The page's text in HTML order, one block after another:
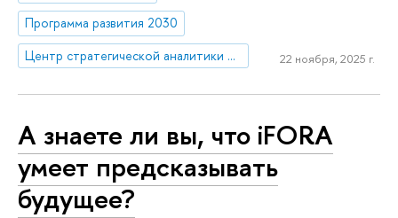
Программа развития 2030
Центр стратегической аналитики и больших данных
22 ноября, 2025 г.
А знаете ли вы, что iFORA
умеет предсказывать
будущее?